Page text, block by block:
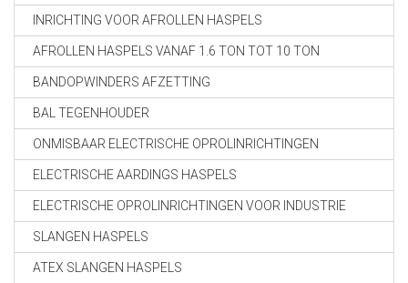
INRICHTING VOOR AFROLLEN HASPELS
AFROLLEN HASPELS VANAF 1.6 TON TOT 10 TON
BANDOPWINDERS AFZETTING
BAL TEGENHOUDER
ONMISBAAR ELECTRISCHE OPROLINRICHTINGEN
ELECTRISCHE AARDINGS HASPELS
ELECTRISCHE OPROLINRICHTINGEN VOOR INDUSTRIE
SLANGEN HASPELS
ATEX SLANGEN HASPELS